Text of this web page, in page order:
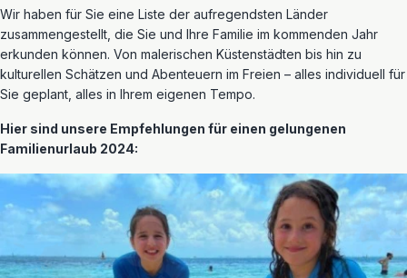
Wir haben für Sie eine Liste der aufregendsten Länder
zusammengestellt, die Sie und Ihre Familie im kommenden Jahr
erkunden können. Von malerischen Küstenstädten bis hin zu
kulturellen Schätzen und Abenteuern im Freien – alles individuell für
Sie geplant, alles in Ihrem eigenen Tempo.
Hier sind unsere Empfehlungen für einen gelungenen
Familienurlaub 2024: